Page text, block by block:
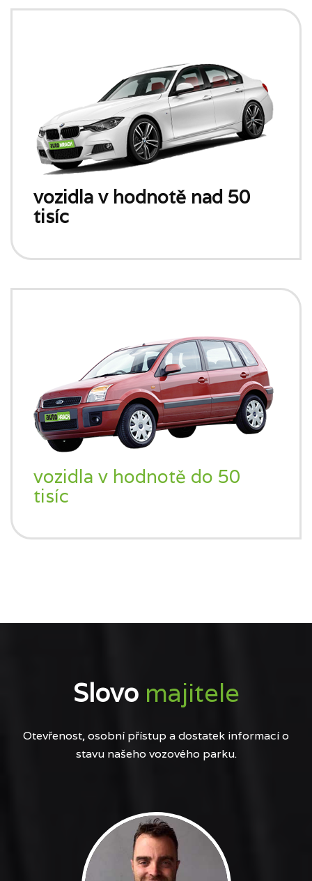
vozidla v hodnotě nad 50
tisíc
vozidla v hodnotě do 50
tisíc
Slovo majitele
Otevřenost, osobní přístup a dostatek informací o
stavu našeho vozového parku.